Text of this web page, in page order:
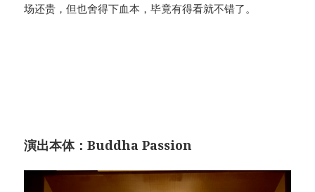
场还贵，但也舍得下血本，毕竟有得看就不错了。
演出本体：Buddha Passion